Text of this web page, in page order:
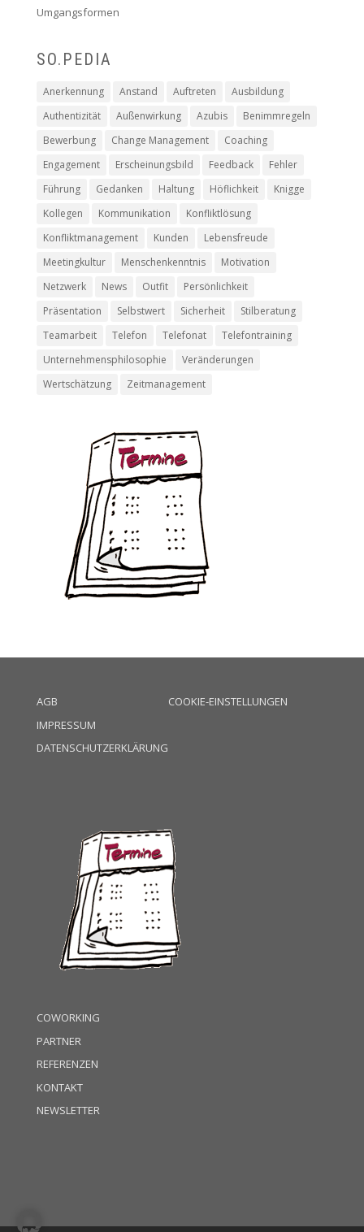
Umgangsformen
SO.PEDIA
Anerkennung Anstand Auftreten
Ausbildung
Authentizität
Außenwirkung Azubis
Benimmregeln
Bewerbung
Change Management
Coaching
Engagement
Erscheinungsbild Feedback
Fehler
Führung
Gedanken Haltung Höflichkeit
Knigge
Kollegen
Kommunikation
Konfliktlösung
Konfliktmanagement
Kunden
Lebensfreude
Meetingkultur
Menschenkenntnis
Motivation
Netzwerk
News Outfit
Persönlichkeit
Präsentation
Selbstwert Sicherheit
Stilberatung
Teamarbeit
Telefon Telefonat
Telefontraining
Unternehmensphilosophie
Veränderungen
Wertschätzung
Zeitmanagement
AGB
IMPRESSUM
DATENSCHUTZERKLÄRUNG
COOKIE-EINSTELLUNGEN
COWORKING
PARTNER
REFERENZEN
KONTAKT
NEWSLETTER